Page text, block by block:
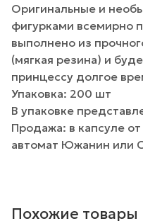
Оригинальные и
фигурками всемирно
выполнено из
(мягкая резина) и
принцессу долгое
Упаковка: 200 шт
В упаковке
Продажа: в капсуле
автомат Южанин или
Похожие товары